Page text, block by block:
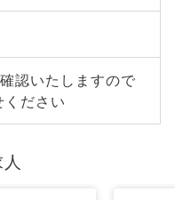
認いたしますので
ください